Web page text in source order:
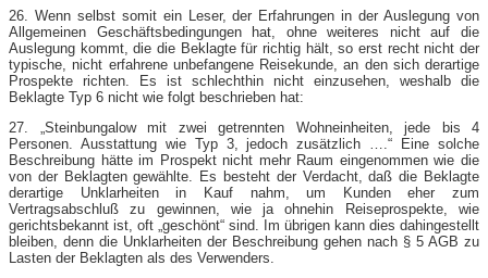
26. Wenn selbst somit ein Leser, der Erfahrungen in der Auslegung von
Allgemeinen Geschäftsbedingungen hat, ohne weiteres nicht auf die
Auslegung kommt, die die Beklagte für richtig hält, so erst recht nicht der
typische, nicht erfahrene unbefangene Reisekunde, an den sich derartige
Prospekte richten. Es ist schlechthin nicht einzusehen, weshalb die
Beklagte Typ 6 nicht wie folgt beschrieben hat:
27. „Steinbungalow mit zwei getrennten Wohneinheiten, jede bis 4
Personen. Ausstattung wie Typ 3, jedoch zusätzlich ….“ Eine solche
Beschreibung hätte im Prospekt nicht mehr Raum eingenommen wie die
von der Beklagten gewählte. Es besteht der Verdacht, daß die Beklagte
derartige Unklarheiten in Kauf nahm, um Kunden eher zum
Vertragsabschluß zu gewinnen, wie ja ohnehin Reiseprospekte, wie
gerichtsbekannt ist, oft „geschönt“ sind. Im übrigen kann dies dahingestellt
bleiben, denn die Unklarheiten der Beschreibung gehen nach § 5 AGB zu
Lasten der Beklagten als des Verwenders.